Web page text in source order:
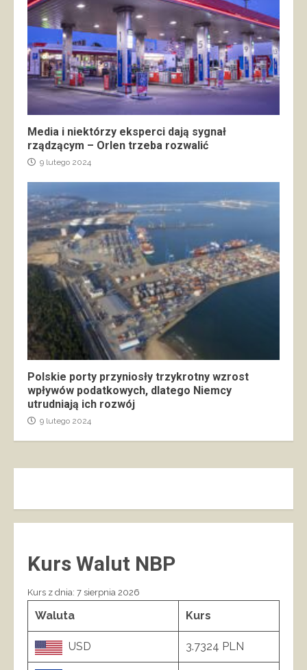
Media i niektórzy eksperci dają sygnał
rządzącym – Orlen trzeba rozwalić
9 lutego 2024
Polskie porty przyniosły trzykrotny wzrost
wpływów podatkowych, dlatego Niemcy
utrudniają ich rozwój
9 lutego 2024
Kurs Walut NBP
Kurs z dnia: 7 sierpnia 2026
Waluta Kurs
USD 3.7324 PLN